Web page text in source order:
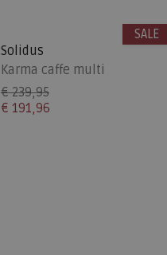
Solidus
Karma caffe multi
€ 239,95
€ 191,96
SALE